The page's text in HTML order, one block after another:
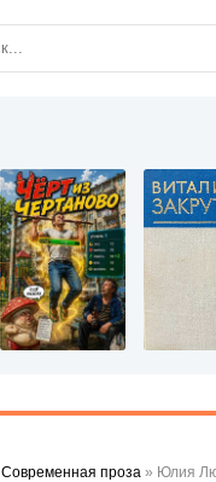
Современная проза » Юлия